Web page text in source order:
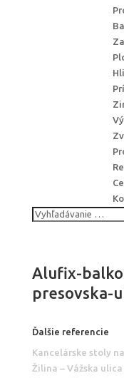
Alufix-
presovska-
Ďalšie referencie
Kancelárske stoly
Žilina – Vážska ulica